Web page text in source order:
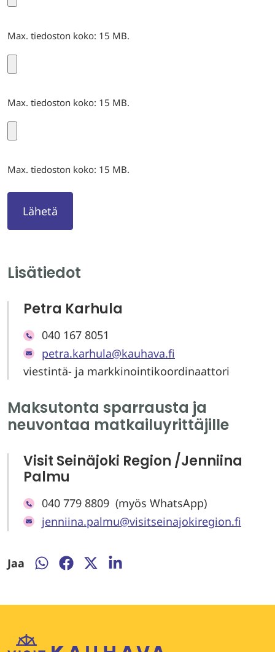
Max. tiedoston koko: 15 MB.
Max. tiedoston koko: 15 MB.
Max. tiedoston koko: 15 MB.
Lisätiedot
Petra Karhula
040 167 8051
petra.karhula@kauhava.fi
viestintä- ja markkinointikoordinaattori
Maksutonta sparrausta ja
neuvontaa matkailuyrittäjille
Visit Seinäjoki Region /Jenniina
Palmu
040 779 8809 (myös WhatsApp)
jenniina.palmu@visitseinajokiregion.fi
Jaa
Jaa
Jaa
Jaa
Jaa